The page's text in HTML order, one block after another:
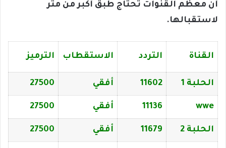
أن معظم القنوات تحتاج طبق أكبر من متر
لاستقبالها.
القناة التردد الاستقطاب الترميز
الحلبة 1 11602 أفقي 27500
wwe
11136 أفقي 27500
الحلبة 2 11679 أفقي 27500